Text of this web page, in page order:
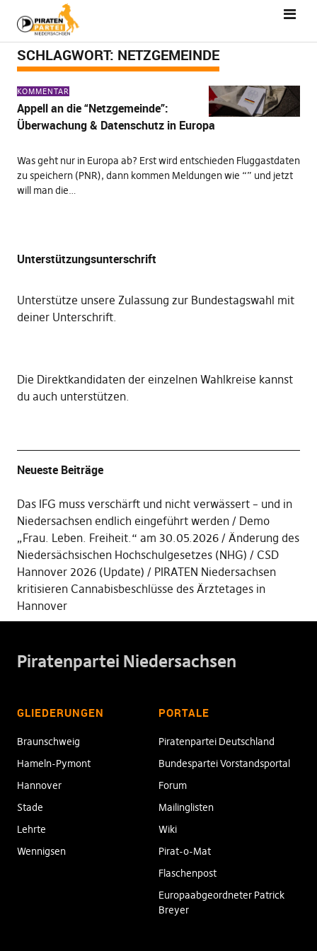
SCHLAGWORT: NETZGEMEINDE
KOMMENTAR
Appell an die “Netzgemeinde”:
Überwachung & Datenschutz in Europa
Was geht nur in Europa ab? Erst wird entschieden Fluggastdaten
zu speichern (PNR), dann kommen Meldungen wie “” und jetzt
will man die…
Unterstützungsunterschrift
Unterstütze unsere Zulassung zur Bundestagswahl mit
deiner Unterschrift.
Die Direktkandidaten der einzelnen Wahlkreise kannst
du auch unterstützen.
Neueste Beiträge
Das IFG muss verschärft und nicht verwässert – und in
Niedersachsen endlich eingeführt werden
Demo
„Frau. Leben. Freiheit.“ am 30.05.2026
Änderung des
Niedersächsischen Hochschulgesetzes (NHG)
CSD
Hannover 2026 (Update)
PIRATEN Niedersachsen
kritisieren Cannabisbeschlüsse des Ärztetages in
Hannover
Piratenpartei Niedersachsen
GLIEDERUNGEN
Braunschweig
Hameln-Pymont
Hannover
Stade
Lehrte
Wennigsen
PORTALE
Piratenpartei Deutschland
Bundespartei Vorstandsportal
Forum
Mailinglisten
Wiki
Pirat-o-Mat
Flaschenpost
Europaabgeordneter Patrick
Breyer